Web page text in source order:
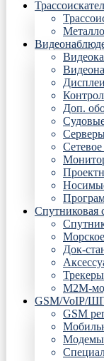
Доп.
Спутниковая
Док-
Трекеры
М2М-
GSM/VoIP/
GSM
Модемы